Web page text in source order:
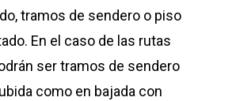
tramos de sendero o piso
En el caso de las rutas
ser tramos de sendero
como en bajada con